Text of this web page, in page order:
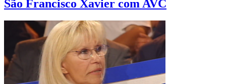
São Francisco Xavier com AVC